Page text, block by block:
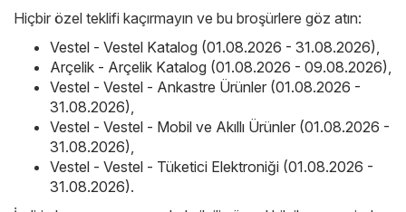
Hiçbir özel teklifi kaçırmayın ve bu broşürlere göz atın:
Vestel - Vestel Katalog (01.08.2026 - 31.08.2026),
Arçelik - Arçelik Katalog (01.08.2026 - 09.08.2026),
Vestel - Vestel - Ankastre Ürünler (01.08.2026 -
31.08.2026),
Vestel - Vestel - Mobil ve Akıllı Ürünler (01.08.2026 -
31.08.2026),
Vestel - Vestel - Tüketici Elektroniği (01.08.2026 -
31.08.2026).